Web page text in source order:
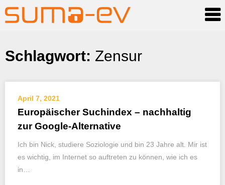
Skip
Schlagwort: Zensur
April 7, 2021
Europäischer Suchindex – nachhaltig
zur Google-Alternative
Ich bin Nick, studiere Soziologie und bin 23 Jahre alt. Mir ist
es wichtig, im Internet so auftreten zu können, wie ich es
in…